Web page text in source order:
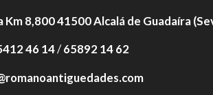
8,800 41500 Alcalá de Guadaíra
46 14/65892 14 62